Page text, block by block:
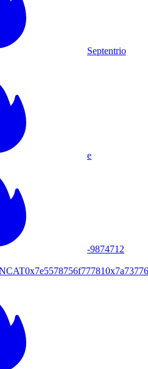
Septentrio
e
-9874712